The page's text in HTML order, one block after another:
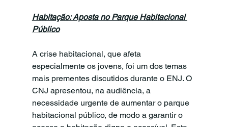
Habitação: Aposta no Parque Habitacional
Público
A crise habitacional, que afeta
especialmente os jovens, foi um dos temas
mais prementes discutidos durante o ENJ. O
CNJ apresentou, na audiência, a
necessidade urgente de aumentar o parque
habitacional público, de modo a garantir o